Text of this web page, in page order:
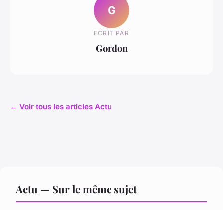
G
ECRIT PAR
Gordon
← Voir tous les articles Actu
Actu — Sur le même sujet